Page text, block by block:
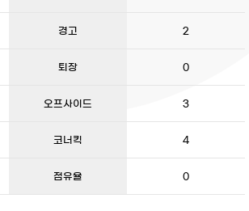
경고 2
퇴장 0
오프사이드 3
코너킥 4
점유율 0